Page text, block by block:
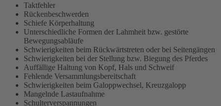
Taktfehler
Rückenbeschwerden
Schiefe Körperhaltung
Unterschiedliche Formen der Lahmheit bzw. gestörte
Bewegungsabläufe
Schwierigkeiten beim Rückwärtstreten oder bei Seitengängen
Schwierigkeiten bei der Stellung bzw. Biegung des Pferdes
Auffällige Haltung von Kopf, Hals und Schweif
Fehlende Versammlungsbereitschaft
Schwierigkeiten beim Galoppwechsel, Kreuzgalopp
Mangelnde Lastaufnahme
Schulterverspannungen